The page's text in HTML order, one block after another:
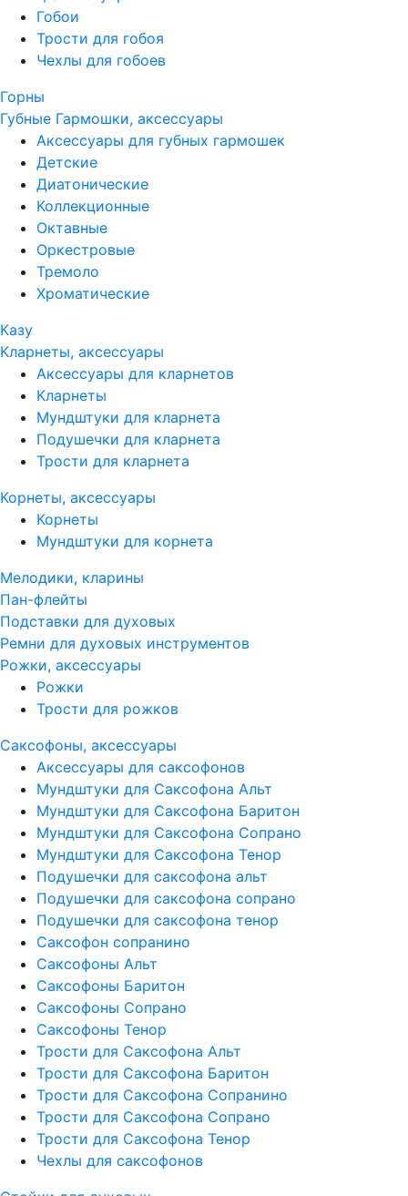
Гобои
Трости для гобоя
Чехлы для гобоев
Горны
Губные Гармошки, аксессуары
Аксессуары для губных гармошек
Детские
Диатонические
Коллекционные
Октавные
Оркестровые
Тремоло
Хроматические
Казу
Кларнеты, аксессуары
Аксессуары для кларнетов
Кларнеты
Мундштуки для кларнета
Подушечки для кларнета
Трости для кларнета
Корнеты, аксессуары
Корнеты
Мундштуки для корнета
Мелодики, кларины
Пан-флейты
Подставки для духовых
Ремни для духовых инструментов
Рожки, аксессуары
Рожки
Трости для рожков
Саксофоны, аксессуары
Аксессуары для саксофонов
Мундштуки для Саксофона Альт
Мундштуки для Саксофона Баритон
Мундштуки для Саксофона Сопрано
Мундштуки для Саксофона Тенор
Подушечки для саксофона альт
Подушечки для саксофона сопрано
Подушечки для саксофона тенор
Саксофон сопранино
Саксофоны Альт
Саксофоны Баритон
Саксофоны Сопрано
Саксофоны Тенор
Трости для Саксофона Альт
Трости для Саксофона Баритон
Трости для Саксофона Сопранино
Трости для Саксофона Сопрано
Трости для Саксофона Тенор
Чехлы для саксофонов